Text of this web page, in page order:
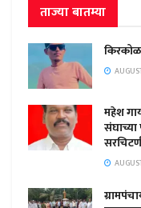
ताज्या बातम्या
महेश
संघाच्या